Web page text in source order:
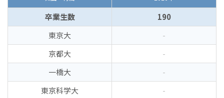
卒業生数
190
東京大
-
京都大
-
一橋大
-
東京科学大
-